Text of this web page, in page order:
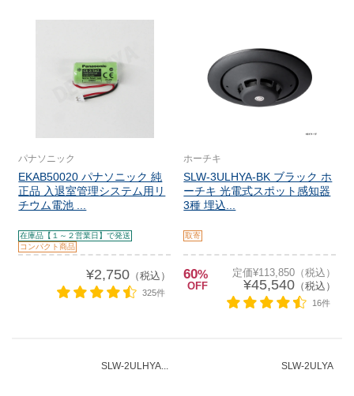
パナソニック
EKAB50020 パナソニック 純
正品 入退室管理システム用リ
チウム電池 ...
在庫品【１～２営業日】で発送
コンパクト商品
¥2,750（税込）
325件
ホーチキ
SLW-3ULHYA-BK ブラック ホ
ーチキ 光電式スポット感知器
3種 埋込...
取寄
60%
OFF
定価¥113,850（税込）
¥45,540（税込）
16件
SLW-2ULHYA... SLW-2ULYA